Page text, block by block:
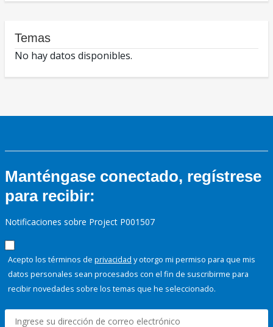
Temas
No hay datos disponibles.
Manténgase conectado, regístrese
para recibir:
Notificaciones sobre Project P001507
Acepto los términos de privacidad y otorgo mi permiso para que mis
datos personales sean procesados con el fin de suscribirme para
recibir novedades sobre los temas que he seleccionado.